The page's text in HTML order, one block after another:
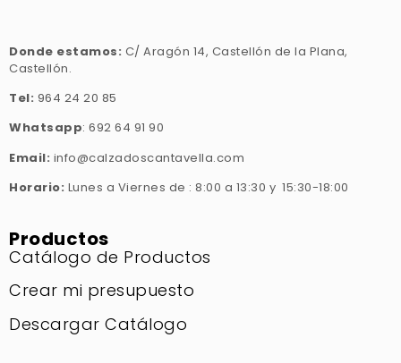
Donde estamos: C/ Aragón 14, Castellón de la Plana,
Castellón.
Tel: 964 24 20 85
Whatsapp: 692 64 91 90
Email: info@calzadoscantavella.com
Horario: Lunes a Viernes de : 8:00 a 13:30 y 15:30-18:00
Productos
Catálogo de Productos
Crear mi presupuesto
Descargar Catálogo